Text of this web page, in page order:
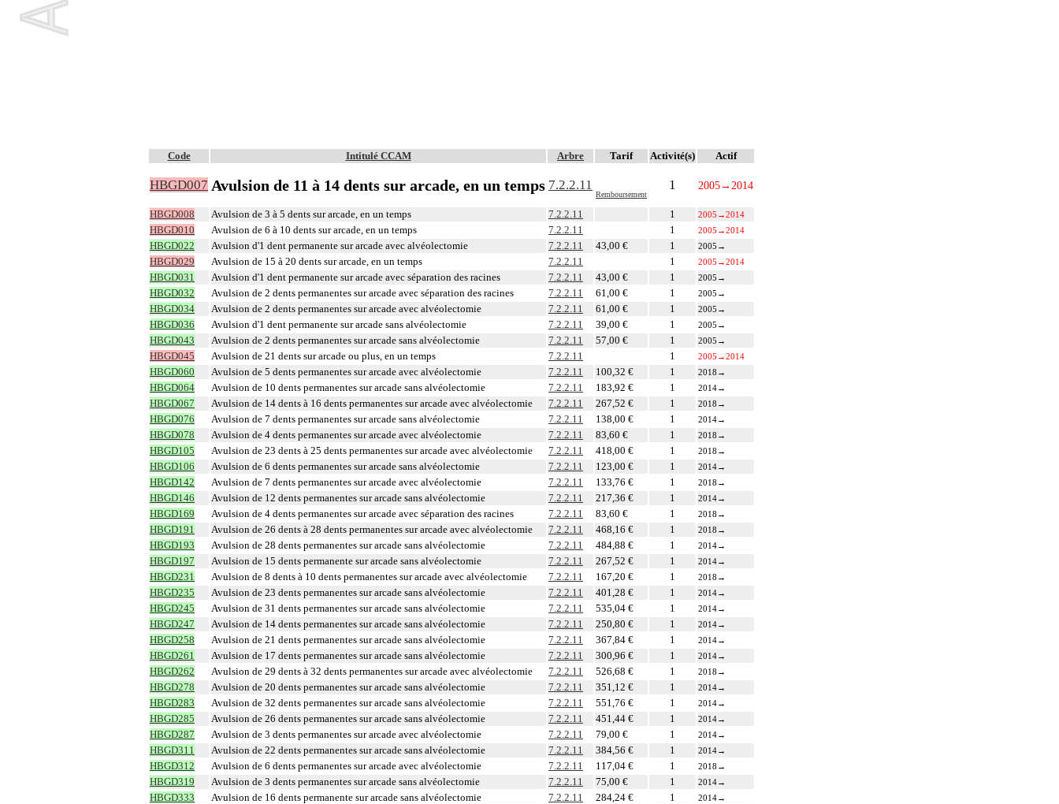
Code Intitulé CCAM Arbre Tarif Activité(s) Actif
HBGD007 Avulsion de 11 à 14 dents sur arcade, en un temps 7.2.2.11
Remboursement
1 2005→ 2014
HBGD008 Avulsion de 3 à 5 dents sur arcade, en un temps 7.2.2.11 1 2005 →2014
HBGD010 Avulsion de 6 à 10 dents sur arcade, en un temps 7.2.2.11 1 2005 →2014
HBGD022 Avulsion d'1 dent permanente sur arcade avec alvéolectomie 7.2.2.11 43,00 € 1 2005 →
HBGD029 Avulsion de 15 à 20 dents sur arcade, en un temps 7.2.2.11 1 2005 →2014
HBGD031 Avulsion d'1 dent permanente sur arcade avec séparation des racines 7.2.2.11 43,00 € 1 2005 →
HBGD032 Avulsion de 2 dents permanentes sur arcade avec séparation des racines 7.2.2.11 61,00 € 1 2005 →
HBGD034 Avulsion de 2 dents permanentes sur arcade avec alvéolectomie 7.2.2.11 61,00 € 1 2005 →
HBGD036 Avulsion d'1 dent permanente sur arcade sans alvéolectomie 7.2.2.11 39,00 € 1 2005 →
HBGD043 Avulsion de 2 dents permanentes sur arcade sans alvéolectomie 7.2.2.11 57,00 € 1 2005 →
HBGD045 Avulsion de 21 dents sur arcade ou plus, en un temps 7.2.2.11 1 2005 →2014
HBGD060 Avulsion de 5 dents permanentes sur arcade avec alvéolectomie 7.2.2.11 100,32 € 1 2018 →
HBGD064 Avulsion de 10 dents permanentes sur arcade sans alvéolectomie 7.2.2.11 183,92 € 1 2014→
HBGD067 Avulsion de 14 dents à 16 dents permanentes sur arcade avec alvéolectomie 7.2.2.11 267,52 € 1 2018 →
HBGD076 Avulsion de 7 dents permanentes sur arcade sans alvéolectomie 7.2.2.11 138,00 € 1 2014→
HBGD078 Avulsion de 4 dents permanentes sur arcade avec alvéolectomie 7.2.2.11 83,60 € 1 2018 →
HBGD105 Avulsion de 23 dents à 25 dents permanentes sur arcade avec alvéolectomie 7.2.2.11 418,00 € 1 2018 →
HBGD106 Avulsion de 6 dents permanentes sur arcade sans alvéolectomie 7.2.2.11 123,00 € 1 2014→
HBGD142 Avulsion de 7 dents permanentes sur arcade avec alvéolectomie 7.2.2.11 133,76 € 1 2018 →
HBGD146 Avulsion de 12 dents permanentes sur arcade sans alvéolectomie 7.2.2.11 217,36 € 1 2014→
HBGD169 Avulsion de 4 dents permanentes sur arcade avec séparation des racines 7.2.2.11 83,60 € 1 2018 →
HBGD191 Avulsion de 26 dents à 28 dents permanentes sur arcade avec alvéolectomie 7.2.2.11 468,16 € 1 2018 →
HBGD193 Avulsion de 28 dents permanentes sur arcade sans alvéolectomie 7.2.2.11 484,88 € 1 2014→
HBGD197 Avulsion de 15 dents permanente sur arcade sans alvéolectomie 7.2.2.11 267,52 € 1 2014→
HBGD231 Avulsion de 8 dents à 10 dents permanentes sur arcade avec alvéolectomie 7.2.2.11 167,20 € 1 2018 →
HBGD235 Avulsion de 23 dents permanentes sur arcade sans alvéolectomie 7.2.2.11 401,28 € 1 2014→
HBGD245 Avulsion de 31 dents permanentes sur arcade sans alvéolectomie 7.2.2.11 535,04 € 1 2014→
HBGD247 Avulsion de 14 dents permanentes sur arcade sans alvéolectomie 7.2.2.11 250,80 € 1 2014→
HBGD258 Avulsion de 21 dents permanentes sur arcade sans alvéolectomie 7.2.2.11 367,84 € 1 2014→
HBGD261 Avulsion de 17 dents permanentes sur arcade sans alvéolectomie 7.2.2.11 300,96 € 1 2014→
HBGD262 Avulsion de 29 dents à 32 dents permanentes sur arcade avec alvéolectomie 7.2.2.11 526,68 € 1 2018 →
HBGD278 Avulsion de 20 dents permanentes sur arcade sans alvéolectomie 7.2.2.11 351,12 € 1 2014→
HBGD283 Avulsion de 32 dents permanentes sur arcade sans alvéolectomie 7.2.2.11 551,76 € 1 2014→
HBGD285 Avulsion de 26 dents permanentes sur arcade sans alvéolectomie 7.2.2.11 451,44 € 1 2014→
HBGD287 Avulsion de 3 dents permanentes sur arcade avec alvéolectomie 7.2.2.11 79,00 € 1 2014→
HBGD311 Avulsion de 22 dents permanentes sur arcade sans alvéolectomie 7.2.2.11 384,56 € 1 2014→
HBGD312 Avulsion de 6 dents permanentes sur arcade avec alvéolectomie 7.2.2.11 117,04 € 1 2018 →
HBGD319 Avulsion de 3 dents permanentes sur arcade sans alvéolectomie 7.2.2.11 75,00 € 1 2014→
HBGD333 Avulsion de 16 dents permanente sur arcade sans alvéolectomie 7.2.2.11 284,24 € 1 2014→